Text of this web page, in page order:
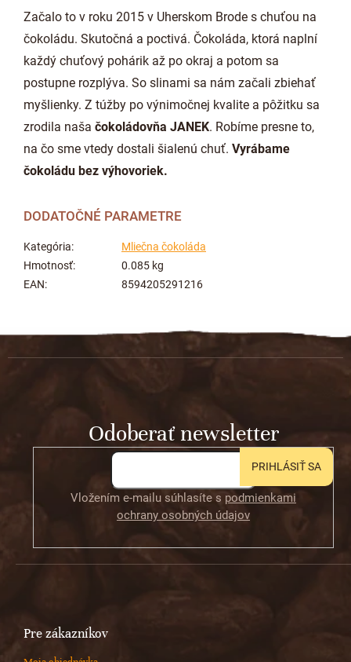
Začalo to v roku 2015 v Uherskom Brode s chuťou na
čokoládu. Skutočná a poctivá. Čokoláda, ktorá naplní
každý chuťový pohárik až po okraj a potom sa
postupne rozplýva. So slinami sa nám začali zbiehať
myšlienky. Z túžby po výnimočnej kvalite a pôžitku sa
zrodila naša čokoládovňa JANEK. Robíme presne to,
na čo sme vtedy dostali šialenú chuť. Vyrábame
čokoládu bez výhovoriek.
DODATOČNÉ PARAMETRE
Kategória:
Mliečna čokoláda
Hmotnosť:
0.085 kg
EAN: 8594205291216
Z
Odoberať newsletter
Vložením e-mailu súhlasíte s podmienkami
ochrany osobných údajov
PRIHLÁSIŤ SA
Pre zákazníkov